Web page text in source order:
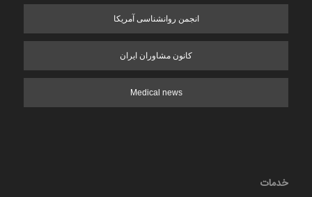
انجمن روانشناسی آمریکا
کانون مشاوران ایران
Medical news
خدمات